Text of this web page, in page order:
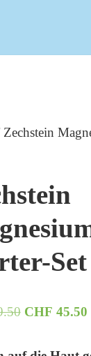
Zechstein
CHF 45.50